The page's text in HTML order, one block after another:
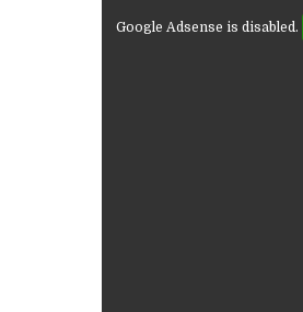
Google Adsense is disabled.